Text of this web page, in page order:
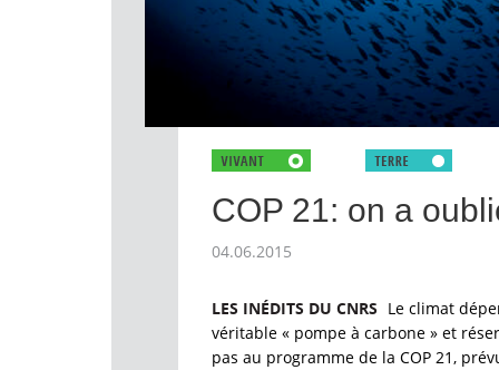
COP 21: on a
04.06.2015
LES INÉDITS DU CNRS Le climat
véritable « pompe à carbone » et
pas au programme de la COP 21,